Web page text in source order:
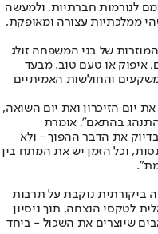
לנורמות חברתיות, ולמעשה
ממלכתיות עצורה ומאופקת,
של בני המשפחה זולג
איפוק או טעם טוב. מבעד
והחולשות האמיתיים
יום הזיכרון ואת יום השואה,
בהתאם", אומרת
את הדבר ההפוך - ולא
וכל הזמן יש את המתח בין
ביקורתית נוקבת על תרבות
לטקסי הנצחה, תוך ניסיון
שיוצרים את השכול - ביחד